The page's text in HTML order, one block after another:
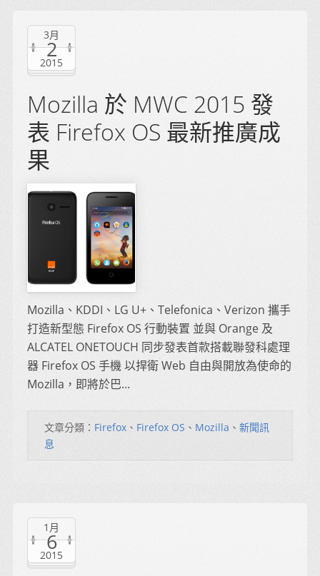
3月
2
2015
Mozilla 於 MWC 2015 發
表 Firefox OS 最新推廣成
果
Mozilla、KDDI、LG U+、Telefonica、Verizon 攜手
打造新型態 Firefox OS 行動裝置 並與 Orange 及
ALCATEL ONETOUCH 同步發表首款搭載聯發科處理
器 Firefox OS 手機 以捍衛 Web 自由與開放為使命的
Mozilla，即將於巴...
文章分類： Firefox 、 Firefox OS 、 Mozilla 、 新聞訊
息
1月
6
2015